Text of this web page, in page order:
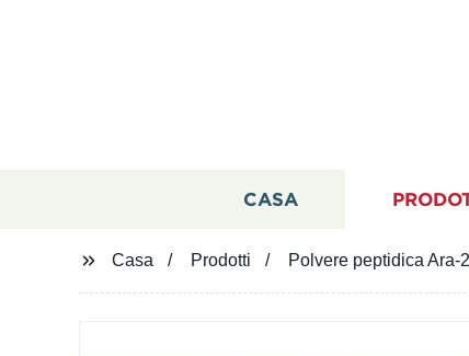
CASA
Casa Prodotti Polvere peptidica